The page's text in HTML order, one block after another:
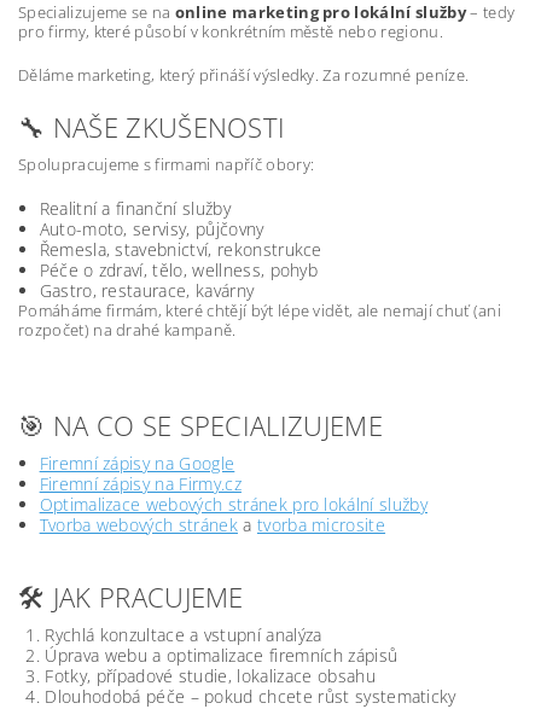
Specializujeme se na online marketing pro lokální služby– tedy
pro firmy, které působí v konkrétním městě nebo regionu.
Děláme marketing, který přináší výsledky. Za rozumné peníze.
🔧 NAŠE ZKUŠENOSTI
Spolupracujeme s firmami napříč obory:
Realitní a finanční služby
Auto-moto, servisy, půjčovny
Řemesla, stavebnictví, rekonstrukce
Péče o zdraví, tělo, wellness, pohyb
Gastro, restaurace, kavárny
Pomáháme firmám, které chtějí být lépe vidět, ale nemají chuť (ani
rozpočet) na drahé kampaně.
🎯 NA CO SE SPECIALIZUJEME
Firemní zápisy na Google
Firemní zápisy na Firmy.cz
Optimalizace webových stránek pro lokální služby
Tvorba webových stráneka tvorba microsite
🛠️ JAK PRACUJEME
Rychlá konzultace a vstupní analýza
Úprava webu a optimalizace firemních zápisů
Fotky, případové studie, lokalizace obsahu
Dlouhodobá péče – pokud chcete růst systematicky